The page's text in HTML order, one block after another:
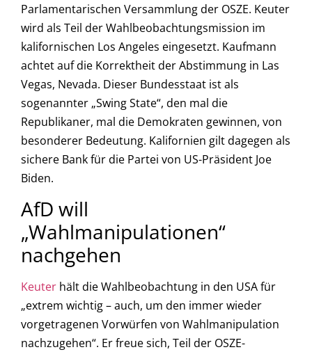
Parlamentarischen Versammlung der OSZE. Keuter
wird als Teil der Wahlbeobachtungsmission im
kalifornischen Los Angeles eingesetzt. Kaufmann
achtet auf die Korrektheit der Abstimmung in Las
Vegas, Nevada. Dieser Bundesstaat ist als
sogenannter „Swing State“, den mal die
Republikaner, mal die Demokraten gewinnen, von
besonderer Bedeutung. Kalifornien gilt dagegen als
sichere Bank für die Partei von US-Präsident Joe
Biden.
AfD will
„Wahlmanipulationen“
nachgehen
Keuter hält die Wahlbeobachtung in den USA für
„extrem wichtig – auch, um den immer wieder
vorgetragenen Vorwürfen von Wahlmanipulation
nachzugehen“. Er freue sich, Teil der OSZE-